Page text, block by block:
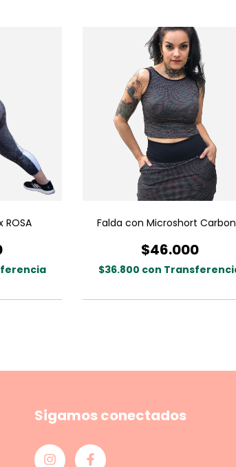
ROSA Falda con Microshort
$46.000
$36.800 con
Sigamos conectados